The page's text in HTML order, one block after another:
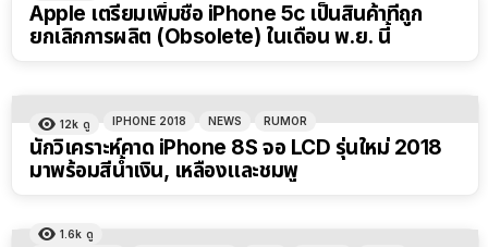
Apple เตรียมเพิ่มชื่อ iPhone 5c เป็นสินค้าที่ถูก
ยกเลิกการผลิต (Obsolete) ในเดือน พ.ย. นี้
12k ดู IPHONE 2018 NEWS RUMOR
นักวิเคราะห์คาด iPhone 8S จอ LCD รุ่นใหม่ 2018
มาพร้อมสีน้ำเงิน, เหลืองและชมพู
1.6k ดู